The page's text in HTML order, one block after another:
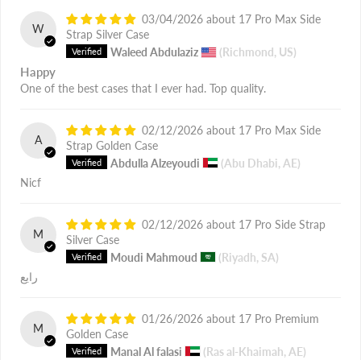
W
03/04/2026
17 Pro Max Side
Strap Silver Case
Waleed Abdulaziz
(Richmond, US)
Happy
One of the best cases that I ever had. Top quality.
A
02/12/2026
17 Pro Max Side
Strap Golden Case
Abdulla Alzeyoudi
(Abu Dhabi, AE)
Nicf
M
02/12/2026
17 Pro Side Strap
Silver Case
Moudi Mahmoud
(Riyadh, SA)
رايع
M
01/26/2026
17 Pro Premium
Golden Case
Manal Al falasi
(Ras al-Khaimah, AE)